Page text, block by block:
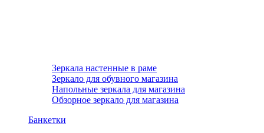
Зеркала настенные в раме
Зеркало для обувного магазина
Напольные зеркала для магазина
Обзорное зеркало для магазина
Банкетки